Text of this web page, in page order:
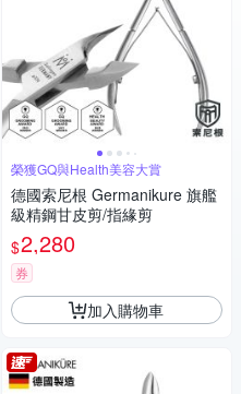
榮獲GQ與Health美容大賞
德國索尼根 Germanikure 旗艦
級精鋼甘皮剪/指緣剪
$2,280
券
加入購物車